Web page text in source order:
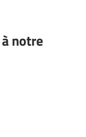
notre